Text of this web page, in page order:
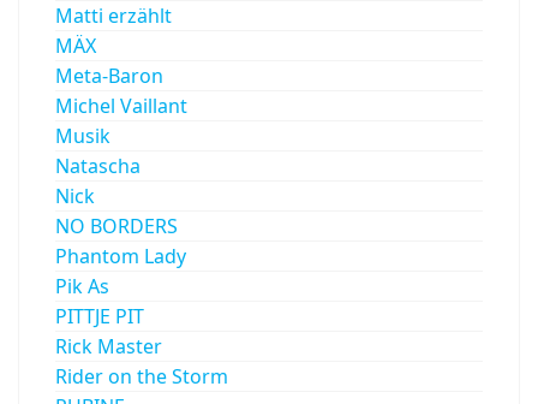
Matti erzählt
MÄX
Meta-Baron
Michel Vaillant
Musik
Natascha
Nick
NO BORDERS
Phantom Lady
Pik As
PITTJE PIT
Rick Master
Rider on the Storm